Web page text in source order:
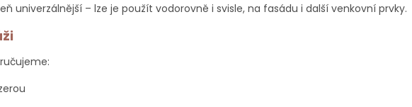
univerzálnější – lze je použít vodorovně i svisle, na fasádu i další venkovní prvky.